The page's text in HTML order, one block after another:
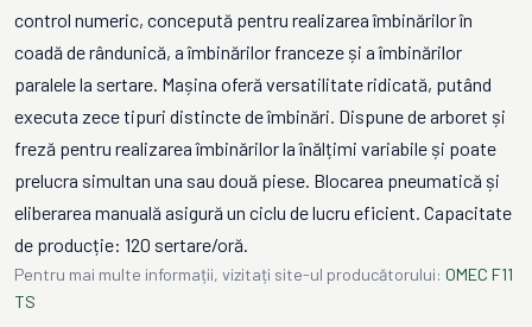
control numeric, concepută pentru realizarea îmbinărilor în
coadă de rândunică, a îmbinărilor franceze și a îmbinărilor
paralele la sertare. Mașina oferă versatilitate ridicată, putând
executa zece tipuri distincte de îmbinări. Dispune de arboret și
freză pentru realizarea îmbinărilor la înălțimi variabile și poate
prelucra simultan una sau două piese. Blocarea pneumatică și
eliberarea manuală asigură un ciclu de lucru eficient. Capacitate
de producție: 120 sertare/oră.
Pentru mai multe informații, vizitați site-ul producătorului: OMEC F11
TS